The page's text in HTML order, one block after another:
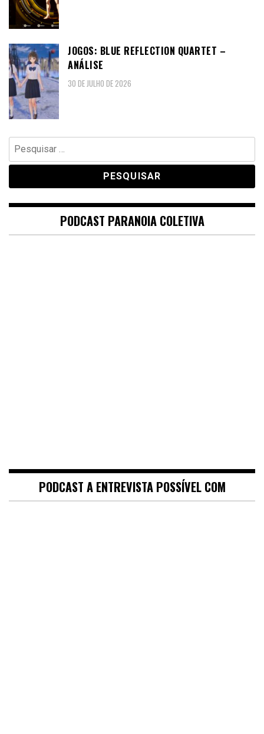
JOGOS: BLUE REFLECTION QUARTET –
ANÁLISE
30 DE JULHO DE 2026
Pesquisar
por:
PODCAST PARANOIA COLETIVA
PODCAST A ENTREVISTA POSSÍVEL COM